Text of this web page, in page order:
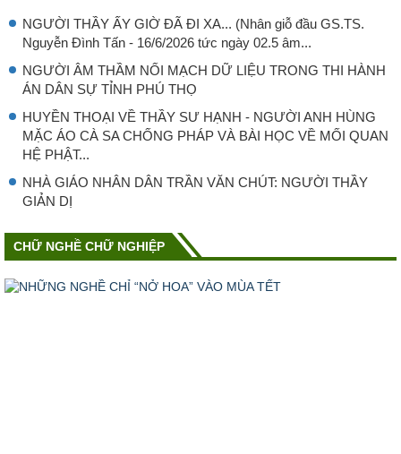
NGƯỜI THẦY ẤY GIỜ ĐÃ ĐI XA... (Nhân giỗ đầu GS.TS.
Nguyễn Đình Tấn - 16/6/2026 tức ngày 02.5 âm...
NGƯỜI ÂM THẦM NỐI MẠCH DỮ LIỆU TRONG THI HÀNH
ÁN DÂN SỰ TỈNH PHÚ THỌ
HUYỀN THOẠI VỀ THẦY SƯ HẠNH - NGƯỜI ANH HÙNG
MẶC ÁO CÀ SA CHỐNG PHÁP VÀ BÀI HỌC VỀ MỐI QUAN
HỆ PHẬT...
NHÀ GIÁO NHÂN DÂN TRẦN VĂN CHÚT: NGƯỜI THẦY
GIẢN DỊ
CHỮ NGHỀ CHỮ NGHIỆP